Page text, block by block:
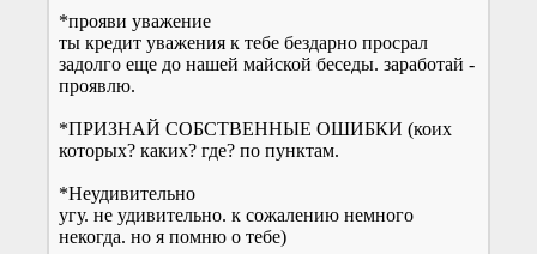
*прояви уважение
ты кредит уважения к тебе бездарно просрал
задолго еще до нашей майской беседы. заработай -
проявлю.
*ПРИЗНАЙ СОБСТВЕННЫЕ ОШИБКИ (коих
которых? каких? где? по пунктам.
*Неудивительно
угу. не удивительно. к сожалению немного
некогда. но я помню о тебе)